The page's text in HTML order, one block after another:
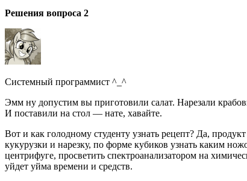
Решения вопроса 2
Системный программист ^_^
Эмм ну допустим вы приготовили салат. Нарезали
И поставили на стол — нате, хавайте.
Вот и как голодному студенту узнать рецепт? Да,
кукурузки и нарезку, по форме кубиков узнать каким
центрифуге, просветить спектроанализатором на
уйдет уйма времени и средств.